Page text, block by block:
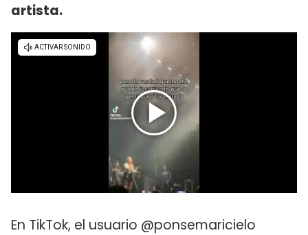
artista.
En TikTok, el usuario @ponsemaricielo